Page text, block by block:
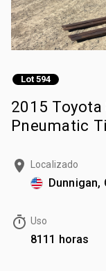
Lot 594
2015 Toyota
Pneumatic
Localizado
Dunnigan,
Uso
8111 horas